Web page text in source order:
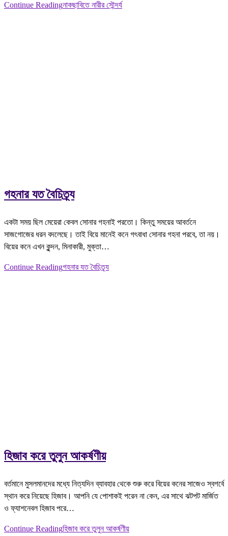
Continue Readingনাকছাবিতে নারীর সৌন্দর্য
গহনার যত বৈচিত্র্য
একটা সময় ছিল মেয়েরা কেবল সোনার গহনাই পরতো। কিন্তু সময়ের আবর্তনে
সাজগোজের ধরন বদলেছে। তাই বিয়ে মানেই কনে গৎবাধা সোনার গহনা পরবে, তা নয়।
বিয়ের কনে এখন কুন্দন, মিনাকারী, মুক্তা…
Continue Readingগহনার যত বৈচিত্র্য
হিজাব করে তুলুন আকর্ষণীয়
বর্তমানে মুসলমানদের মধ্যে নিত্যদিন ব্যাবহার থেকে শুরু করে বিয়ের কনের সাজেও স্বগর্বে
স্থান করে নিয়েছে হিজাব। আপনি যে পোশাকই পরেন না কেন, এর সাথে ঝটপট মার্জিত
ও ফ্যাশনেবল হিজাব পরে…
Continue Readingহিজাব করে তুলুন আকর্ষণীয়